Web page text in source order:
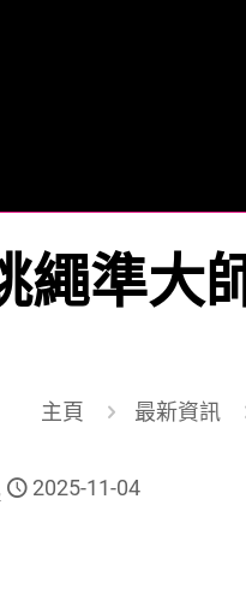
繩準大
主頁 最新資訊
2025-11-04